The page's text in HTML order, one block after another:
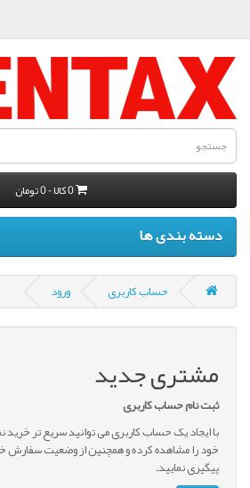
0 کالا - 0 تومان
دسته بندی ها
حساب کاربری ورود
مشتری جدید
ثبت نام حساب کاربری
با ايجاد يک حساب کاربری می توانید سريع تر
خود را مشاهده کرده و همچنين از وضعيت سفارش
پیگیری نمایید.